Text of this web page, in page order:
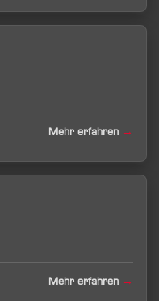
Mehr erfahren
Mehr erfahren